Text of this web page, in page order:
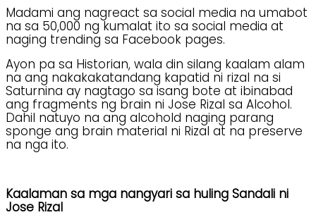
Madami ang nagreact sa social media na umabot
na sa 50,000 ng kumalat ito sa social media at
naging trending sa Facebook pages.
Ayon pa sa Historian, wala din silang kaalam alam
na ang nakakakatandang kapatid ni rizal na si
Saturnina ay nagtago sa isang bote at ibinabad
ang fragments ng brain ni Jose Rizal sa Alcohol.
Dahil natuyo na ang alcohold naging parang
sponge ang brain material ni Rizal at na preserve
na nga ito.
Kaalaman sa mga nangyari sa huling Sandali ni
Jose Rizal